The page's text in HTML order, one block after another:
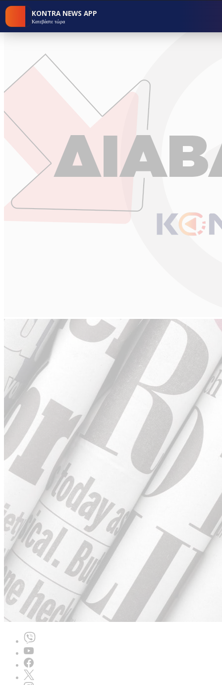
KONTRA NEWS APP
Κατεβάστε τώρα